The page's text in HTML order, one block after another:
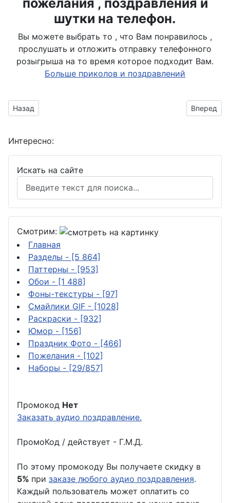
шутки на телефон.
Вы можете выбрать то , что Вам понравилось ,
прослушать и отложить отправку телефонного
розыгрыша на то время которое подходит Вам.
Больше приколов и поздравлений
Предыдущий материал: День танковых войск
Назад Вперед
Интересно:
Искать на сайте
Смотрим:
Главная
Разделы - [5 864]
Паттерны - [953]
Обои - [1 488]
Фоны-текстуры - [97]
Смайлики GIF - [1028]
Раскраски - [932]
Юмор - [156]
Праздник Фото - [466]
Пожелания - [102]
Наборы - [29/857]
Промокод Нет
Заказать аудио поздравление.
ПромоКод / действует - Г.М.Д.
По этому промокоду Вы получаете скидку в
5% при заказе любого аудио поздравления.
Каждый пользователь может оплатить со